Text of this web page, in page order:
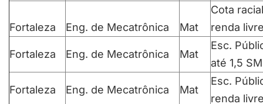
Fortaleza Eng. de Mecatrônica Mat
Cota racial
renda
Fortaleza Eng. de Mecatrônica Mat
Esc.
até 1,5 SM
Fortaleza Eng. de Mecatrônica Mat
Esc.
renda